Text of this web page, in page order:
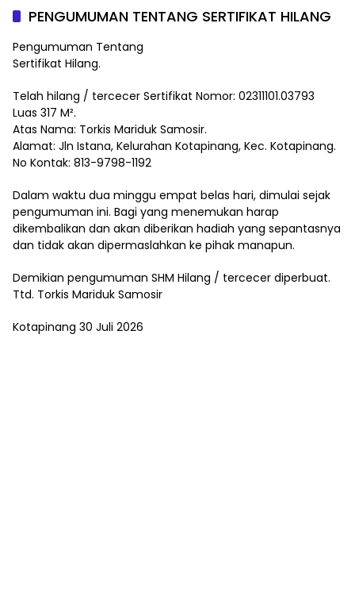
PENGUMUMAN TENTANG SERTIFIKAT HILANG
Pengumuman Tentang
Sertifikat Hilang.
Telah hilang / tercecer Sertifikat Nomor: 02311101.03793
Luas 317 M².
Atas Nama: Torkis Mariduk Samosir.
Alamat: Jln Istana, Kelurahan Kotapinang, Kec. Kotapinang.
No Kontak: 813-9798-1192
Dalam waktu dua minggu empat belas hari, dimulai sejak
pengumuman ini. Bagi yang menemukan harap
dikembalikan dan akan diberikan hadiah yang sepantasnya
dan tidak akan dipermaslahkan ke pihak manapun.
Demikian pengumuman SHM Hilang / tercecer diperbuat.
Ttd. Torkis Mariduk Samosir
Kotapinang 30 Juli 2026